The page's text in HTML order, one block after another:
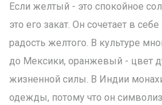
Если желтый - это спокойное
это его закат. Он сочетает в
радость желтого. В культуре
до Мексики, оранжевый - цвет
жизненной силы. В Индии
одежды, потому что он